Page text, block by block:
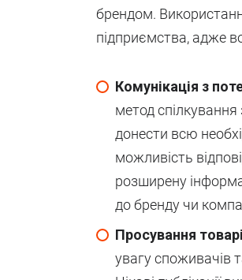
брендом.
підприємства, адже
Комунікація з
метод
донести всю
можливість
розширену
до бренду чи
Просування
увагу споживачів